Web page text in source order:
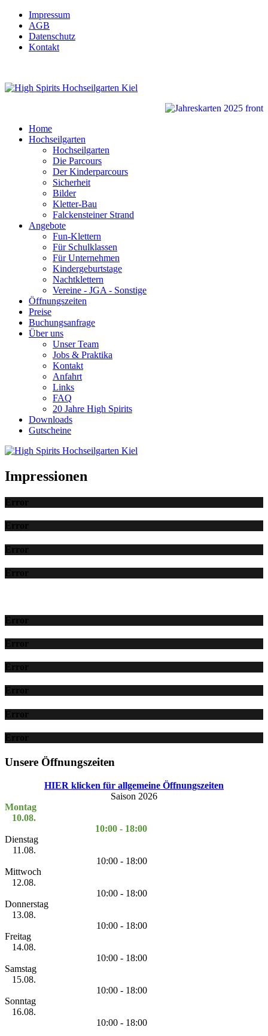
Impressum
AGB
Datenschutz
Kontakt
Home
Hochseilgarten
Hochseilgarten
Die Parcours
Der Kinderparcours
Sicherheit
Bilder
Kletter-Bau
Falckensteiner Strand
Angebote
Fun-Klettern
Für Schulklassen
Für Unternehmen
Kindergeburtstage
Nachtklettern
Vereine - JGA - Sonstige
Öffnungszeiten
Preise
Buchungsanfrage
Über uns
Unser Team
Jobs & Praktika
Kontakt
Anfahrt
Links
FAQ
20 Jahre High Spirits
Downloads
Gutscheine
Impressionen
Error
Error
Error
Error
Error
Error
Error
Error
Error
Error
Unsere Öffnungszeiten
HIER klicken für allgemeine Öffnungszeiten
Saison 2026
Montag
10.08.
10:00 - 18:00
Dienstag
11.08.
10:00 - 18:00
Mittwoch
12.08.
10:00 - 18:00
Donnerstag
13.08.
10:00 - 18:00
Freitag
14.08.
10:00 - 18:00
Samstag
15.08.
10:00 - 18:00
Sonntag
16.08.
10:00 - 18:00